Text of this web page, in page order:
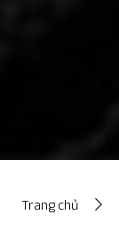
Trang chủ